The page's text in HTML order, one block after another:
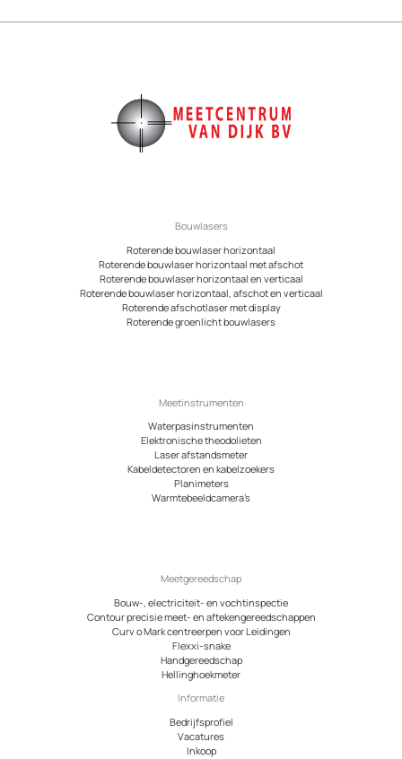
Bouwlasers
Roterende bouwlaser horizontaal
Roterende bouwlaser horizontaal met afschot
Roterende bouwlaser horizontaal en verticaal
Roterende bouwlaser horizontaal, afschot en verticaal
Roterende afschotlaser met display
Roterende groenlicht bouwlasers
Meetinstrumenten
Waterpasinstrumenten
Elektronische theodolieten
Laser afstandsmeter
Kabeldetectoren en kabelzoekers
Planimeters
Warmtebeeldcamera’s
Meetgereedschap
Bouw-, electriciteit- en vochtinspectie
Contour precisie meet- en aftekengereedschappen
Curv o Mark centreerpen voor Leidingen
Flexxi-snake
Handgereedschap
Hellinghoekmeter
Informatie
Bedrijfsprofiel
Vacatures
Inkoop